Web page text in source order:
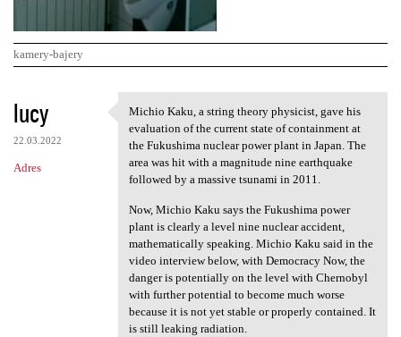
kamery-bajery
K
o
m
e
lucy
22.03.2022
Adres
Michio Kaku, a string theory
Michio Kaku, a string theory physicist, gave his
evaluation of the current state of containment at
the Fukushima nuclear power plant in Japan. The
area was hit with a magnitude nine earthquake
followed by a massive tsunami in 2011.
Now, Michio Kaku says the Fukushima power
plant is clearly a level nine nuclear accident,
mathematically speaking. Michio Kaku said in the
video interview below, with Democracy Now, the
danger is potentially on the level with Chernobyl
with further potential to become much worse
because it is not yet stable or properly contained. It
is still leaking radiation.